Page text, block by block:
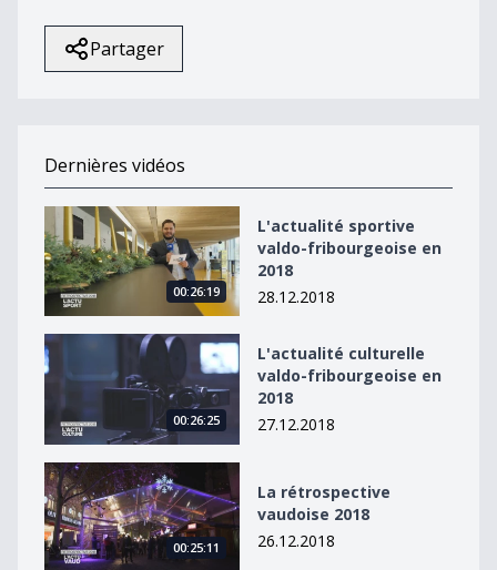
Partager
Dernières vidéos
L&#039;actualité sportive valdo-fribourgeoise en 2018
00:26:19
L'actualité sportive
valdo-fribourgeoise en
2018
28.12.2018
L&#039;actualité culturelle valdo-fribourgeoise en
00:26:25
L'actualité culturelle
valdo-fribourgeoise en
2018
27.12.2018
La rétrospective vaudoise 2018
00:25:11
La rétrospective
vaudoise 2018
26.12.2018